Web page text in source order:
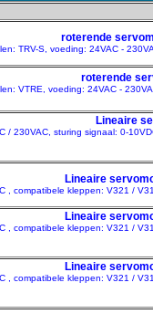
roterende
TRV-S, voeding: 24VAC -
roterende
VTRE, voeding: 24VAC -
Lineaire
/ 230VAC, sturing signaal: 0-
Lineaire
, compatibele kleppen: V321 /
Lineaire
, compatibele kleppen: V321 /
Lineaire
, compatibele kleppen: V321 /